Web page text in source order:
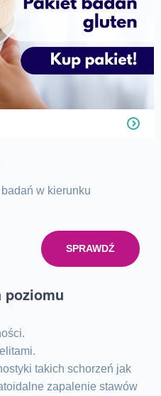
w kierunku
SPRAWDŹ
poziomu
takich schorzeń jak
zapalenie stawów